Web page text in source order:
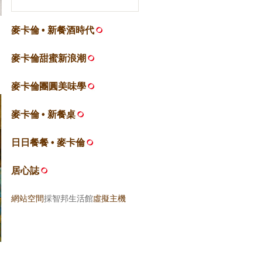
麥卡倫 • 新餐酒時代
麥卡倫甜蜜新浪潮
麥卡倫團圓美味學
麥卡倫 • 新餐桌
日日餐餐 • 麥卡倫
居心誌
網站空間採智邦生活館虛擬主機